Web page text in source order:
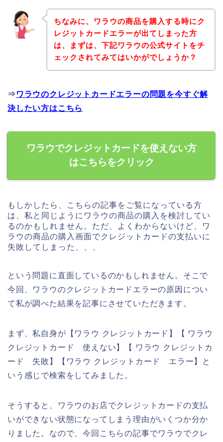
ちなみに、ワラウの商品を購入する時にク
レジットカードエラーが出てしまった方
は、まずは、下記ワラウの公式サイトをチ
ェックされてみてはいかがでしょうか？
⇒ ワラウのクレジットカードエラーの問題を今すぐ解
決したい方はこちら
ワラウでクレジットカードを使えない方
はこちらをクリック
もしかしたら、こちらの記事をご覧になっている方
は、私と同じようにワラウの商品の購入を検討してい
るのかもしれません。ただ、よくわからないけど、ワ
ラウの商品の購入画面でクレジットカードの支払いに
失敗してしまった、、、
という問題に直面しているのかもしれません。そこで
今回、ワラウのクレジットカードエラーの原因につい
て私が調べた結果を記事にさせていただきます。
まず、私自身が【ワラウ クレジットカード】【 ワラウ
クレジットカード 使えない】【 ワラウ クレジットカ
ード 失敗】【ワラウ クレジットカード エラー】と
いう感じで検索をしてみました。
そうすると、ワラウのお店でクレジットカードの支払
いができない状態になってしまう理由がいくつか分か
りました。なので、今回こちらの記事でワラウでクレ